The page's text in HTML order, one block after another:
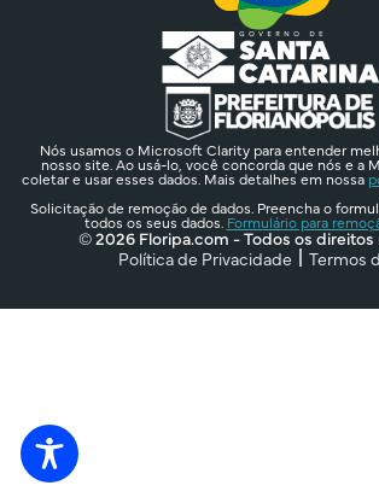
Nós usamos o Microsoft Clarity para entender
nosso site. Ao usá-lo, você concorda que nós e a
coletar e usar esses dados. Mais detalhes em nossa
Solicitação de remoção de dados. Preencha o
todos os seus dados. Formulário para
© 2026 Floripa.com - Todos os direitos
Política de Privacidade
Termos